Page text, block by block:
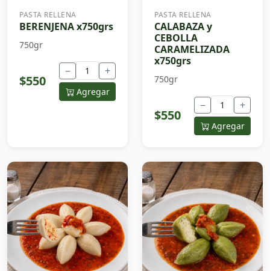
PASTA RELLENA
BERENJENA x750grs
750gr
$550
− +
Agregar
PASTA RELLENA
CALABAZA y
CEBOLLA
CARAMELIZADA
x750grs
750gr
$550
− +
Agregar